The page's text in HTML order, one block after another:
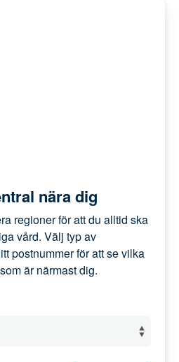
nära dig
regioner för att du
bästa möjliga vård. Välj
fyll i ditt postnummer